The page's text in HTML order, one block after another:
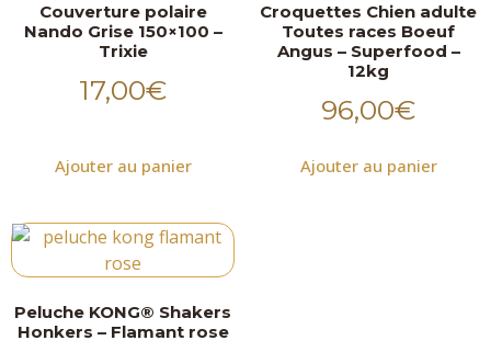
Couverture polaire
Nando Grise 150×100 –
Trixie
17,00€
Ajouter au panier
Croquettes Chien adulte
Toutes races Boeuf
Angus – Superfood –
12kg
96,00€
Ajouter au panier
Peluche KONG® Shakers
Honkers – Flamant rose